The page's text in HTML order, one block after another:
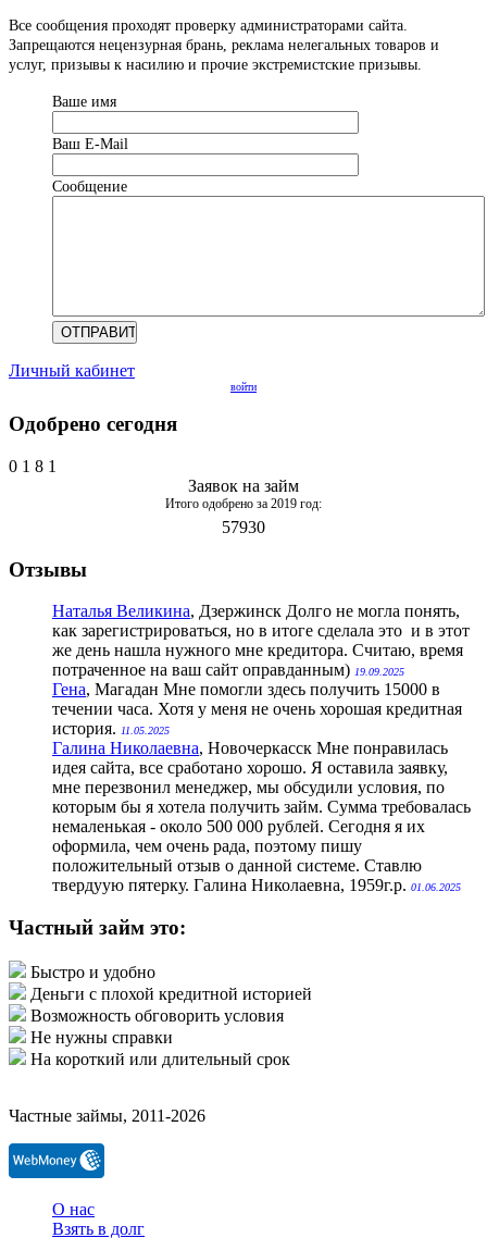
Все сообщения проходят проверку администраторами сайта.
Запрещаются нецензурная брань, реклама нелегальных товаров и
услуг, призывы к насилию и прочие экстремистские призывы.
Ваше имя
Ваш Е-Mail
Сообщение
Личный кабинет
войти
Одобрено сегодня
0 1 8 1
Заявок на займ
Итого одобрено за 2019 год:
57930
Отзывы
Наталья Великина, Дзержинск Долго не могла понять,
как зарегистрироваться, но в итоге сделала это и в этот
же день нашла нужного мне кредитора. Считаю, время
потраченное на ваш сайт оправданным) 19.09.2025
Гена, Магадан Мне помогли здесь получить 15000 в
течении часа. Хотя у меня не очень хорошая кредитная
история. 11.05.2025
Галина Николаевна, Новочеркасск Мне понравилась
идея сайта, все сработано хорошо. Я оставила заявку,
мне перезвонил менеджер, мы обсудили условия, по
которым бы я хотела получить займ. Сумма требовалась
немаленькая - около 500 000 рублей. Сегодня я их
оформила, чем очень рада, поэтому пишу
положительный отзыв о данной системе. Ставлю
твердуую пятерку. Галина Николаевна, 1959г.р. 01.06.2025
Частный займ это:
Быстро и удобно
Деньги с плохой кредитной историей
Возможность обговорить условия
Не нужны справки
На короткий или длительный срок
Частные займы, 2011-2026
О нас
Взять в долг